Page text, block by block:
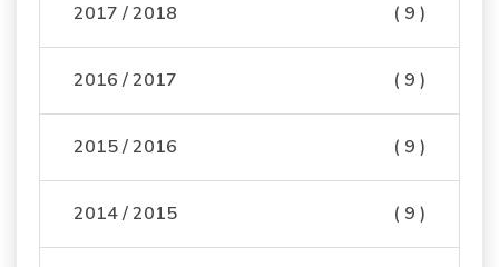
2017 / 2018 ( 9 )
2016 / 2017 ( 9 )
2015 / 2016 ( 9 )
2014 / 2015 ( 9 )